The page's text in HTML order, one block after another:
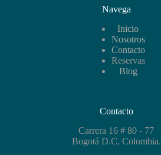
Navega
Inicio
Nosotros
Contacto
Reservas
Blog
Contacto
Carrera 16 # 80 - 77
Bogotá D.C, Colombia.